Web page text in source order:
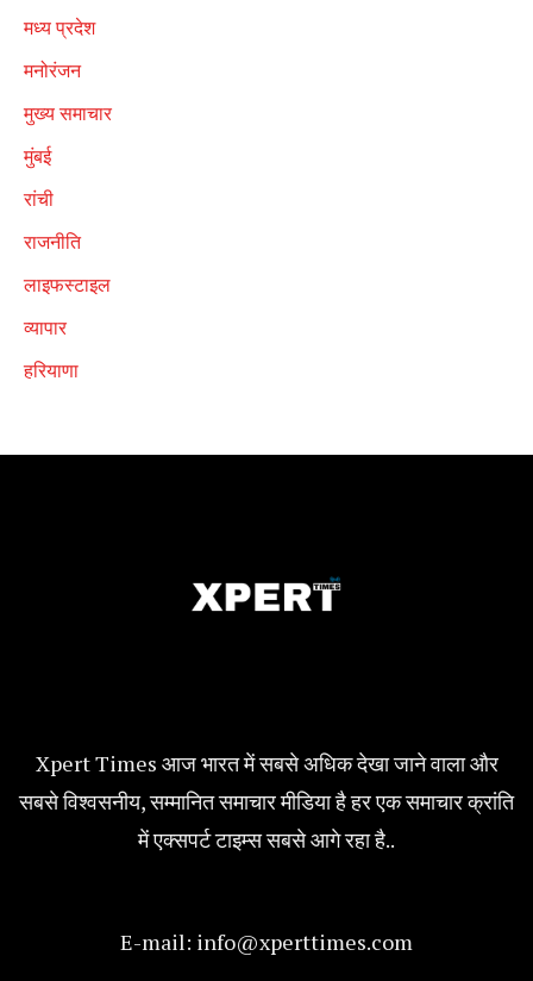
मध्य प्रदेश
मनोरंजन
मुख्य समाचार
मुंबई
रांची
राजनीति
लाइफस्टाइल
व्यापार
हरियाणा
Xpert Times आज भारत में सबसे अधिक देखा जाने वाला और
सबसे विश्वसनीय, सम्मानित समाचार मीडिया है हर एक समाचार क्रांति
में एक्सपर्ट टाइम्स सबसे आगे रहा है..
E-mail: info@xperttimes.com